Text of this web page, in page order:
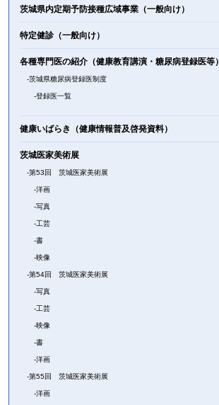
茨城県内定期予防接種広域事業（一般向け）
特定健診（一般向け）
各種専門医の紹介（健康教育講演・糖尿病登録医等）
茨城県糖尿病登録医制度
登録医一覧
健康いばらき（健康情報普及啓発資料）
茨城医家美術展
第53回 茨城医家美術展
洋画
写真
工芸
書
映像
第54回 茨城医家美術展
写真
工芸
映像
書
洋画
第55回 茨城医家美術展
洋画